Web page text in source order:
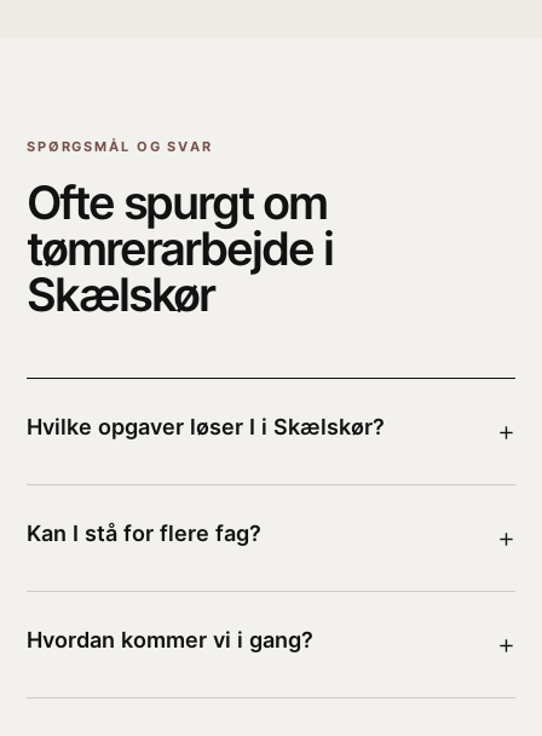
SPØRGSMÅL OG SVAR
Ofte spurgt om
tømrerarbejde i
Skælskør
Hvilke opgaver løser I i Skælskør? +
Kan I stå for flere fag? +
Hvordan kommer vi i gang? +